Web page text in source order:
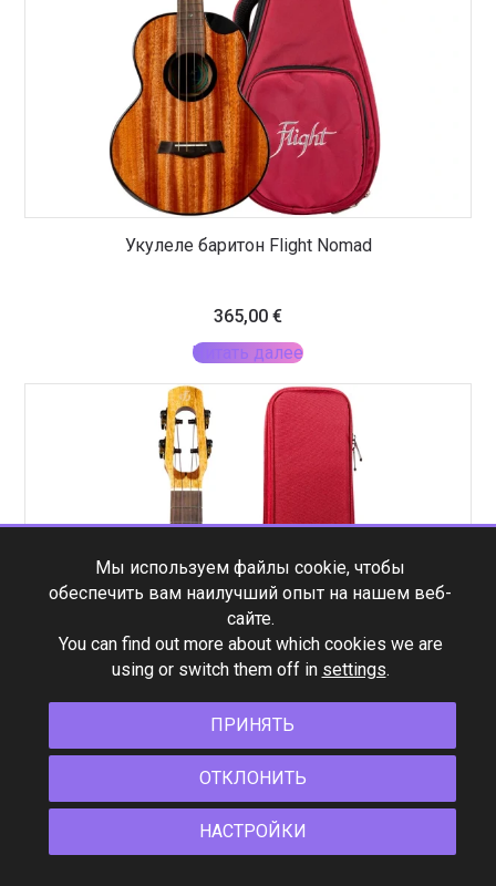
Укулеле баритон Flight Nomad
365,00 €
Читать далее
Электроакустическая укулеле сопрано Flight Fireball
Мы используем файлы cookie, чтобы
обеспечить вам наилучший опыт на нашем веб-
сайте.
You can find out more about which cookies we are
using or switch them off in settings.
ПРИНЯТЬ
ОТКЛОНИТЬ
НАСТРОЙКИ